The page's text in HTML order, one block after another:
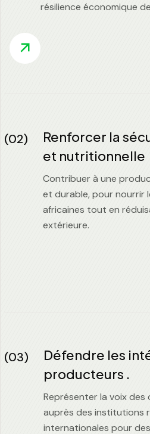
résilience économique
(02)
Renforcer la
et nutritionnelle
Contribuer à une
et durable, pour nourrir
africaines tout en
extérieure.
(03)
Défendre les
producteurs .
Représenter la voix
auprès des institutions
internationales pour